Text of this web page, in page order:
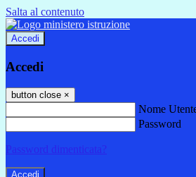
Salta al contenuto
Accedi
Accedi
button close ×
Nome
Password
Password dimenticata?